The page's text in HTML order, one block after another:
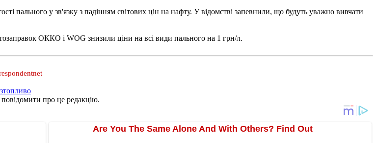
пального у зв'язку з падінням світових цін на нафту. У відомстві запевнили, що будуть уважно вивчати
ОККО і WOG знизили ціни на всі види пального на 1 грн/л.
про це редакцію.